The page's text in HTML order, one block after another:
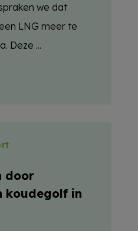
we dat
LNG meer te
Deze ...
door
koudegolf in